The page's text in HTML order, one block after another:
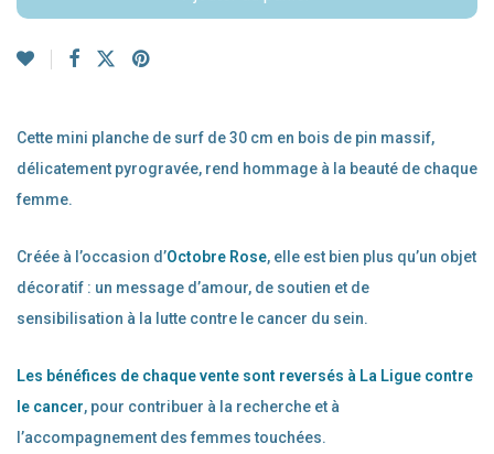
Cette mini planche de surf de 30 cm en bois de pin massif,
délicatement pyrogravée, rend hommage à la beauté de chaque
femme.
Créée à l’occasion d’Octobre Rose, elle est bien plus qu’un objet
décoratif : un message d’amour, de soutien et de
sensibilisation à la lutte contre le cancer du sein.
Les bénéfices de chaque vente sont reversés à La Ligue contre
le cancer, pour contribuer à la recherche et à
l’accompagnement des femmes touchées.